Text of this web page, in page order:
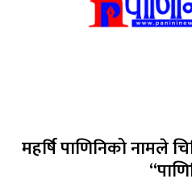
महर्षि पाणिनिको नामले